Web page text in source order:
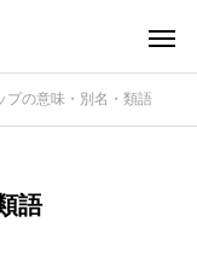
プの意味・別名・類語
語